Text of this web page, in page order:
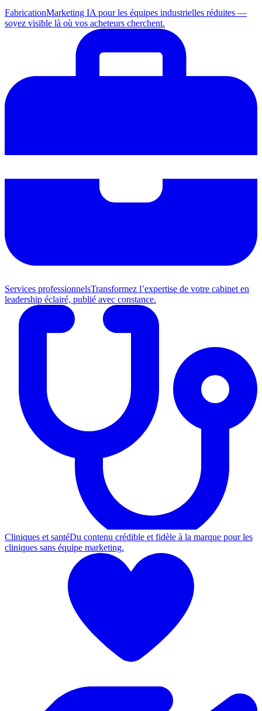
FabricationMarketing IA pour les équipes industrielles réduites —
soyez visible là où vos acheteurs cherchent.
Services professionnelsTransformez l’expertise de votre cabinet en
leadership éclairé, publié avec constance.
Cliniques et santéDu contenu crédible et fidèle à la marque pour les
cliniques sans équipe marketing.